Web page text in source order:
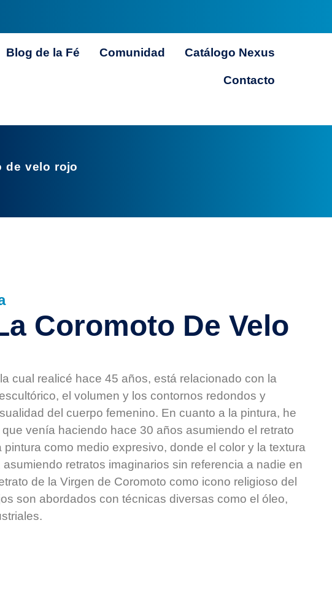
Blog de la Fé Comunidad Catálogo Nexus
Contacto
de velo rojo
Coromoto De Velo
cual realicé hace 45 años, está relacionado con la
el volumen y los contornos redondos y
del cuerpo femenino. En cuanto a la pintura, he
venía haciendo hace 30 años asumiendo el retrato
como medio expresivo, donde el color y la textura
retratos imaginarios sin referencia a nadie en
de la Virgen de Coromoto como icono religioso del
son abordados con técnicas diversas como el óleo,